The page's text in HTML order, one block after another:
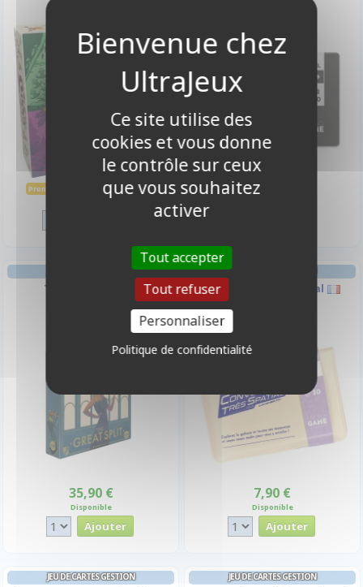
-10%
Promo -10% 14,90 € 13,40 €
Disponible
7,90 €
JEU DE CARTES GESTION
The Great Split
35,90 €
Disponible
JEU DE CARTES GESTION
Convoyeur Très Spatial
7,90 €
Disponible
JEU DE CARTES GESTION JEU DE CARTES GESTION
Ce site utilise des
cookies et vous donne
le contrôle sur ceux
que vous souhaitez
activer
Tout accepter
Tout refuser
Personnaliser
Politique de confidentialité